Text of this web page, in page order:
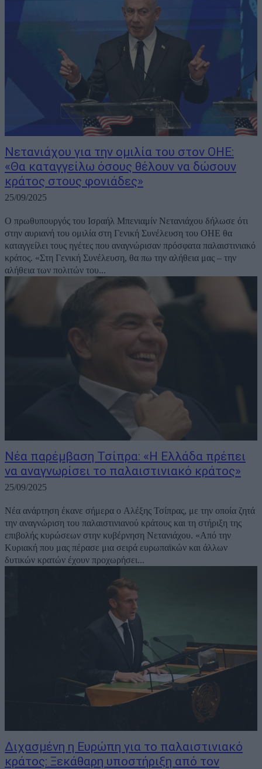
Νετανιάχου για την ομιλία του στον ΟΗΕ:
«Θα καταγγείλω όσους θέλουν να δώσουν
κράτος στους φονιάδες»
25/09/2025
Ο πρωθυπουργός του Ισραήλ Μπενιαμίν Νετανιάχου δήλωσε ότι
στην αυριανή του ομιλία στη Γενική Συνέλευση του ΟΗΕ θα
καταγγείλει τους ηγέτες που αναγνώρισαν πρόσφατα παλαιστινιακό
κράτος. «Στη Γενική Συνέλευση, θα πω την αλήθεια μας – την
αλήθεια των πολιτών του...
Νέα παρέμβαση Τσίπρα: «Η Ελλάδα πρέπει
να αναγνωρίσει το παλαιστινιακό κράτος»
25/09/2025
Νέα ανάρτηση έκανε σήμερα ο Αλέξης Τσίπρας, με την οποία ζητά
την αναγνώριση του παλαιστινιανού κράτους και τη στήριξη της
επιβολής κυρώσεων στην κυβέρνηση Νετανιάχου. «Από την
Κυριακή που μας πέρασε μια σειρά ευρωπαϊκών και άλλων
δυτικών κρατών έχουν προχωρήσει...
Διχασμένη η Ευρώπη για το παλαιστινιακό
κράτος: Ξεκάθαρη υποστήριξη από τον